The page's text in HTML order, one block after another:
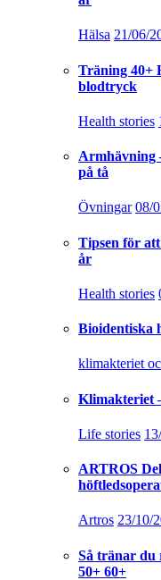
Hälsa 21/06/
Träning 40+
blodtryck
Health stories
Armhävning
på tå
Övningar 08/
Tipsen för
år
Health stories
Bioidentiska
klimakteriet
Klimakteriet
Life stories
ARTROS
Artros 23/10/
Så tränar du
50+ 60+